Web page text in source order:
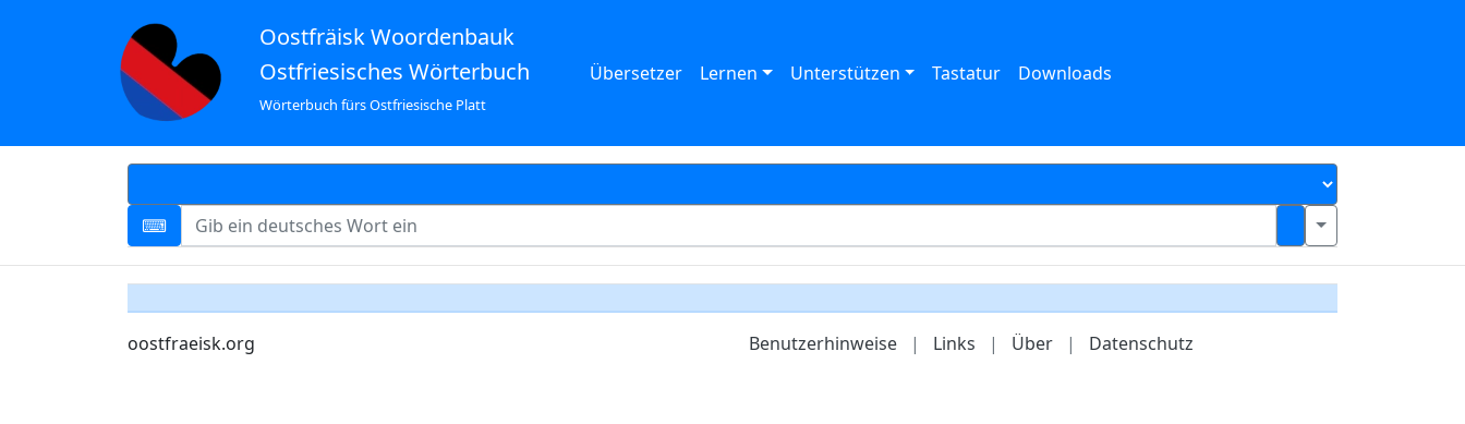
Oostfräisk Woordenbauk
Ostfriesisches Wörterbuch
Wörterbuch fürs Ostfriesische Platt
Übersetzer Lernen Unterstützen Tastatur Downloads
oostfraeisk.org Benutzerhinweise | Links | Über | Datenschutz